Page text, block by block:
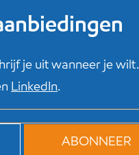
je uit wanneer je wilt.
LinkedIn.